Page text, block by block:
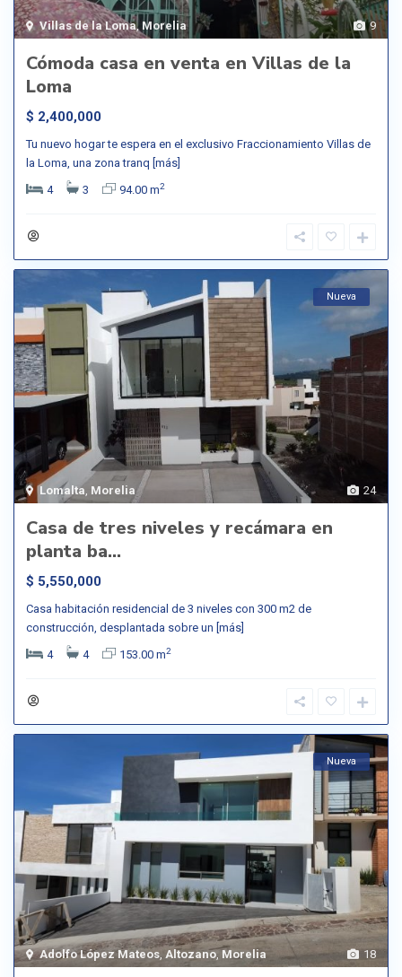
9
Villas de la Loma, Morelia
Cómoda casa en venta en Villas de la
Loma
$ 2,400,000
Tu nuevo hogar te espera en el exclusivo Fraccionamiento Villas de
la Loma, una zona tranq [más]
4
3 94.00 m2
24
Lomalta Morelia
Nueva
Casa de tres niveles y recámara en
planta ba...
$ 5,550,000
Casa habitación residencial de 3 niveles con 300 m2 de
construcción, desplantada sobre un [más]
4
4 153.00 m2
18
Adolfo López Mateos, Altozano, Morelia
Nueva